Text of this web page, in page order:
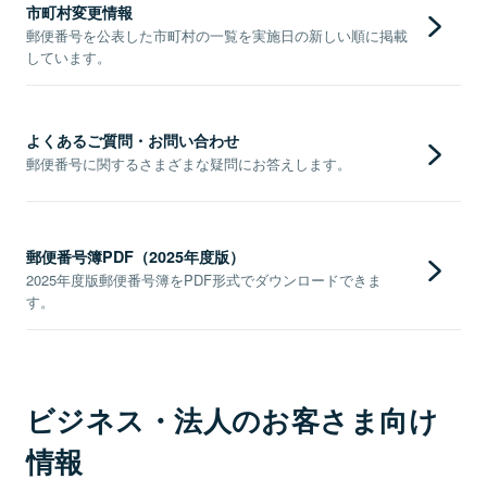
市町村変更情報
郵便番号を公表した市町村の一覧を実施日の新しい順に掲載
しています。
よくあるご質問・お問い合わせ
郵便番号に関するさまざまな疑問にお答えします。
郵便番号簿PDF（2025年度版）
2025年度版郵便番号簿をPDF形式でダウンロードできま
す。
ビジネス・法人のお客さま向け
情報